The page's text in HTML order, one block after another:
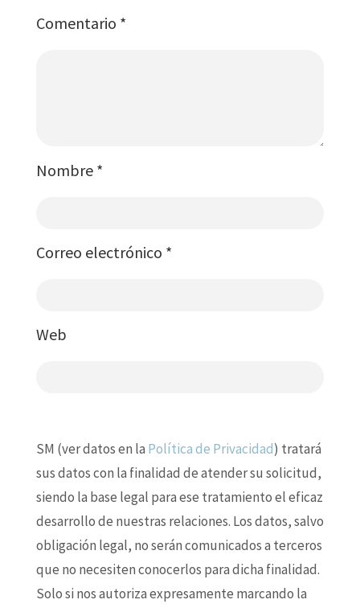
Comentario *
Nombre *
Correo electrónico *
Web
SM (ver datos en la Política de Privacidad) tratará
sus datos con la finalidad de atender su solicitud,
siendo la base legal para ese tratamiento el eficaz
desarrollo de nuestras relaciones. Los datos, salvo
obligación legal, no serán comunicados a terceros
que no necesiten conocerlos para dicha finalidad.
Solo si nos autoriza expresamente marcando la